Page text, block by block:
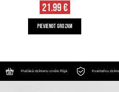
21.99 €
PIEVIENOT GROZAM
Plašākā dzērienu izvēle Rīgā Kvalitatīvu